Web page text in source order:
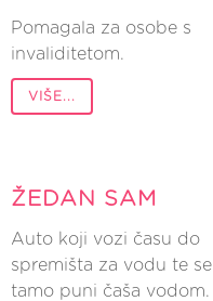
Pomagala za osobe s
invaliditetom.
VIŠE...
ŽEDAN SAM
Auto koji vozi času do
spremišta za vodu te se
tamo puni čaša vodom.